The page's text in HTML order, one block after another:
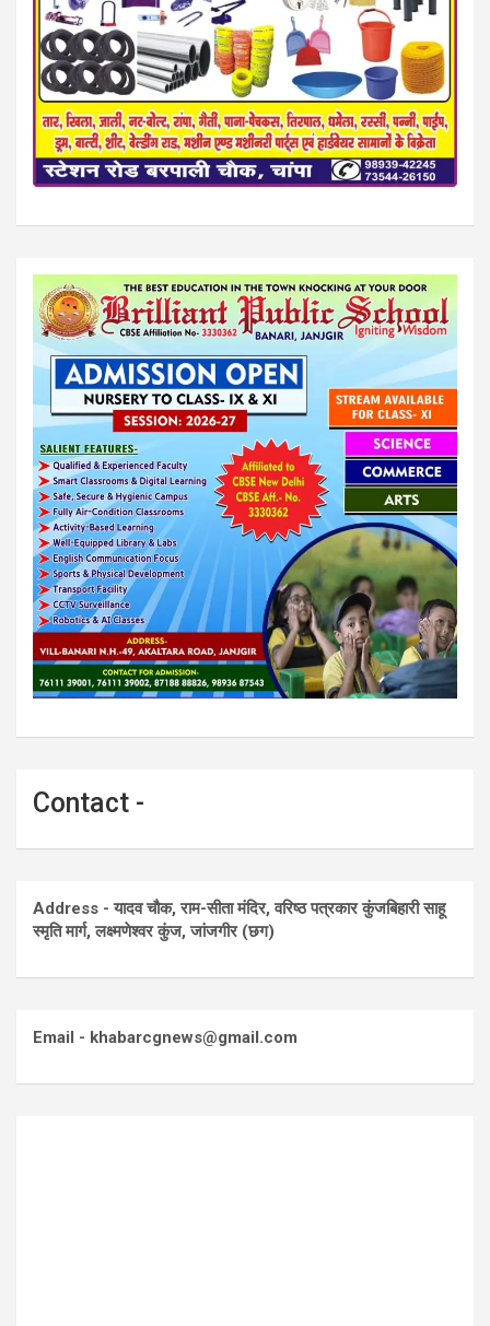
Contact -
Address - यादव चौक, राम-सीता मंदिर, वरिष्ठ पत्रकार कुंजबिहारी साहू
स्मृति मार्ग, लक्ष्मणेश्वर कुंज, जांजगीर (छग)
Email - khabarcgnews@gmail.com